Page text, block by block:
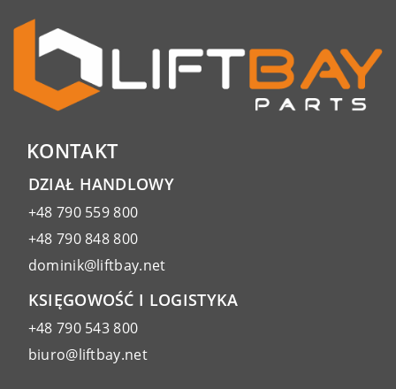
KONTAKT
DZIAŁ HANDLOWY
+48 790 559 800
+48 790 848 800
dominik@liftbay.net
KSIĘGOWOŚĆ I LOGISTYKA
+48 790 543 800
biuro@liftbay.net